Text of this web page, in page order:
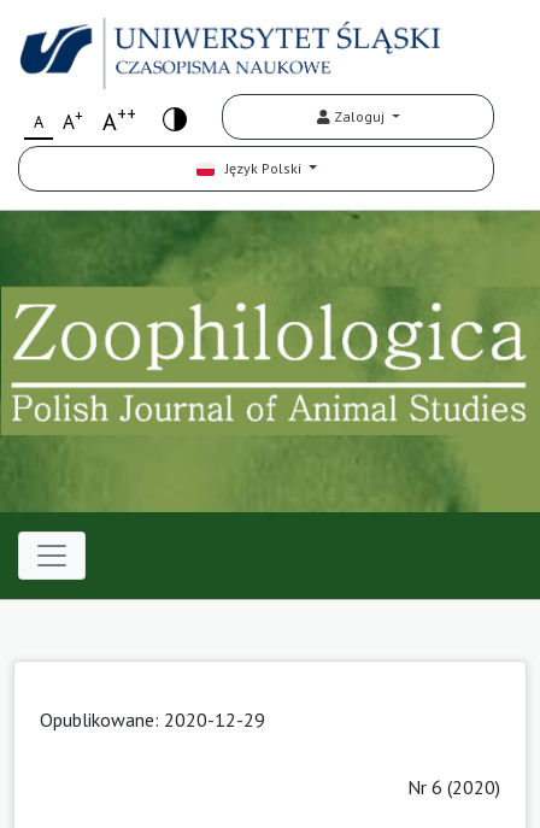
A A+ A++ Zaloguj
Język Polski
Opublikowane: 2020-12-29
Nr 6 (2020)